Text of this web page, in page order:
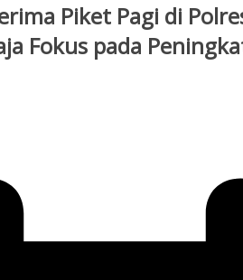
Piket Pagi di
Fokus pada